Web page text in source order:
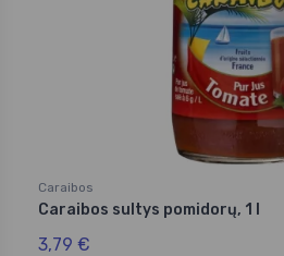
Caraibos
Caraibos sultys pomidorų, 1 l
3,79 €